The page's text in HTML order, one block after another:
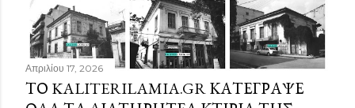
Απριλίου 17, 2026
ΤΟ KALITERILAMIA.GR ΚΑΤΈΓΡΑΨΕ